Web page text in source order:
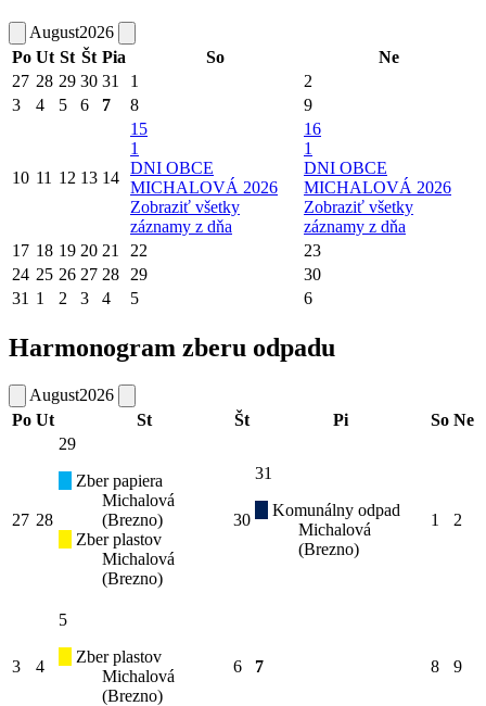
August2026
Po Ut St Št Pia So
Ne
27 28 29 30 31 1
2
3
4 5 6 7 8 9
10 11 12 13 14
15
1
DNI OBCE
MICHALOVÁ 2026
Zobraziť všetky
záznamy z dňa
16
1
DNI OBCE
MICHALOVÁ 2026
Zobraziť všetky
záznamy z dňa
17 18 19 20 21 22
23
24 25 26 27 28 29
30
31 1 2 3 4 5 6
Harmonogram zberu odpadu
August2026
Po Ut St Št Pi So Ne
27 28
29
Zber papiera
Michalová
(Brezno)
Zber plastov
Michalová
(Brezno)
30
31
Komunálny odpad
Michalová
(Brezno)
1 2
3 4
5
Zber plastov
Michalová
(Brezno)
6 7 8 9